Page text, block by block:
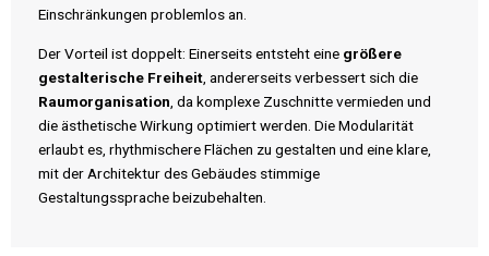
Einschränkungen problemlos an.
Der Vorteil ist doppelt: Einerseits entsteht eine größere
gestalterische Freiheit , andererseits verbessert sich die
Raumorganisation , da komplexe Zuschnitte vermieden und
die ästhetische Wirkung optimiert werden. Die Modularität
erlaubt es, rhythmischere Flächen zu gestalten und eine klare,
mit der Architektur des Gebäudes stimmige
Gestaltungssprache beizubehalten.